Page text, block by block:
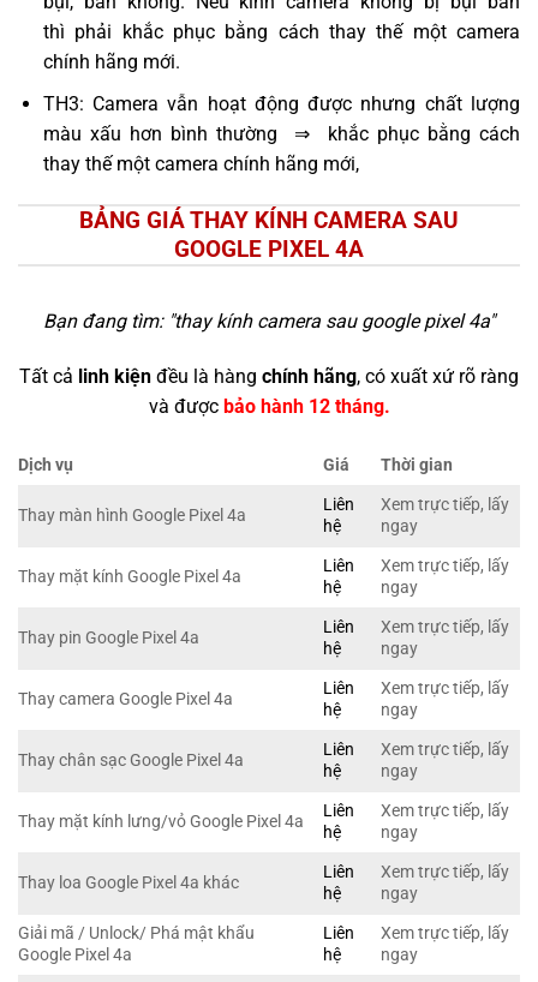
thì phải khắc phục bằng cách thay thế một camera
chính hãng mới.
TH3: Camera vẫn hoạt động được nhưng chất lượng
màu xấu hơn bình thường ⇒ khắc phục bằng cách
thay thế một camera chính hãng mới,
BẢNG GIÁ THAY KÍNH CAMERA SAU
GOOGLE PIXEL 4A
Bạn đang tìm: "thay kính camera sau google pixel 4a"
Tất cả linh kiện đều là hàng chính hãng, có xuất xứ rõ ràng
và được bảo hành 12 tháng.
Dịch vụ Giá Thời gian
Thay màn hình Google Pixel 4a
Liên
hệ
Xem trực tiếp, lấy
ngay
Thay mặt kính Google Pixel 4a
Liên
hệ
Xem trực tiếp, lấy
ngay
Thay pin Google Pixel 4a
Liên
hệ
Xem trực tiếp, lấy
ngay
Thay camera Google Pixel 4a
Liên
hệ
Xem trực tiếp, lấy
ngay
Thay chân sạc Google Pixel 4a
Liên
hệ
Xem trực tiếp, lấy
ngay
Thay mặt kính lưng/vỏ Google Pixel 4a
Liên
hệ
Xem trực tiếp, lấy
ngay
Thay loa Google Pixel 4a khác
Liên
hệ
Xem trực tiếp, lấy
ngay
Giải mã / Unlock/ Phá mật khẩu
Google Pixel 4a
Liên
hệ
Xem trực tiếp, lấy
ngay